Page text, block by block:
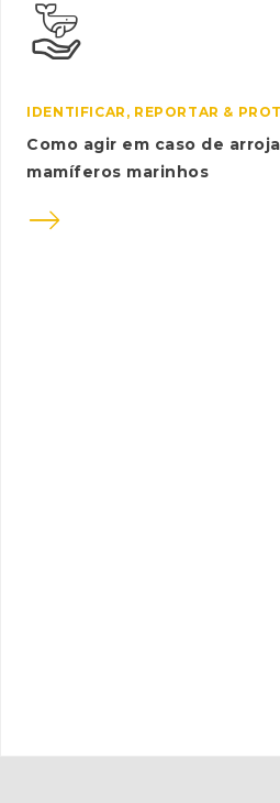

IDENTIFICAR, REPORTAR &
Como agir em caso de
mamíferos marinhos